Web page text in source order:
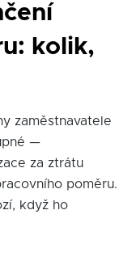
kolik,
zaměstnavatele
—
za ztrátu
poměru.
když ho